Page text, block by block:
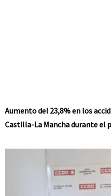
Aumento del 23,8% en los
Castilla-La Mancha durante el